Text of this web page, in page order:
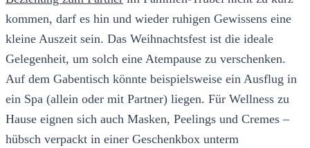
kommen, darf es hin und wieder ruhigen Gewissens eine
kleine Auszeit sein. Das Weihnachtsfest ist die ideale
Gelegenheit, um solch eine Atempause zu verschenken.
Auf dem Gabentisch könnte beispielsweise ein Ausflug in
ein Spa (allein oder mit Partner) liegen. Für Wellness zu
Hause eignen sich auch Masken, Peelings und Cremes –
hübsch verpackt in einer Geschenkbox unterm